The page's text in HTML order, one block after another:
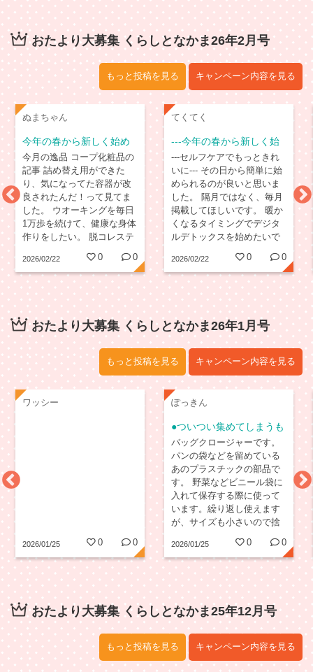
日、父の日はつらいですね
こんな企画してほしくない
おたより大募集 くらしとなかま26年2月号
もっと投稿を見る キャンペーン内容を見る
ぬまちゃん
今年の春から新しく始め
たいこと
今月の逸品 コープ化粧品の
記事 詰め替え用ができた
り、気になってた容器が改
良されたんだ！って見てま
した。 ウオーキングを毎日
1万歩を続けて、健康な身体
作りをしたい。 脱コレステ
ぞ!
2026/02/22 0 0
てくてく
---今年の春から新しく始
めたいこと---
---セルフケアでもっときれ
いに--- その日から簡単に始
められるのが良いと思いま
した。 隔月ではなく、毎月
掲載してほしいです。 暖か
くなるタイミングでデジタ
ルデトックスを始めたいで
うので、少しずつ。空いた
時間を読書に充てたり、お
いなぁと思っています。
2026/02/22 0 0
おたより大募集 くらしとなかま26年1月号
もっと投稿を見る キャンペーン内容を見る
ワッシー
2026/01/25 0 0
ぽっきん
●ついつい集めてしまうも
の
バッグクロージャーです。
パンの袋などを留めている
あのプラスチックの部品で
す。 野菜などビニール袋に
入れて保存する際に使って
います。繰り返し使えます
が、サイズも小さいので捨
入れてしまい、気付けば何
個も集めてしまっていま
2026/01/25 0 0
おたより大募集 くらしとなかま25年12月号
もっと投稿を見る キャンペーン内容を見る